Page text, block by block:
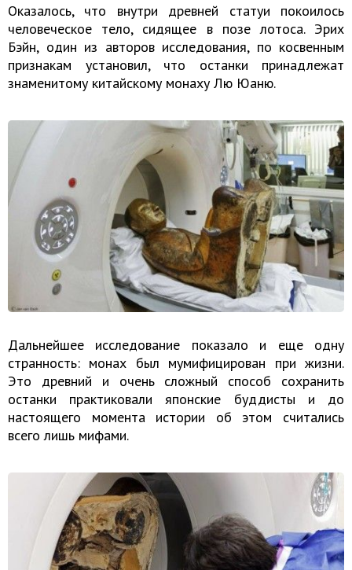
Оказалось, что внутри древней статуи покоилось
человеческое тело, сидящее в позе лотоса. Эрих
Бэйн, один из авторов исследования, по косвенным
признакам установил, что останки принадлежат
знаменитому китайскому монаху Лю Юаню.
Дальнейшее исследование показало и еще одну
странность: монах был мумифицирован при жизни.
Это древний и очень сложный способ сохранить
останки практиковали японские буддисты и до
настоящего момента истории об этом считались
всего лишь мифами.